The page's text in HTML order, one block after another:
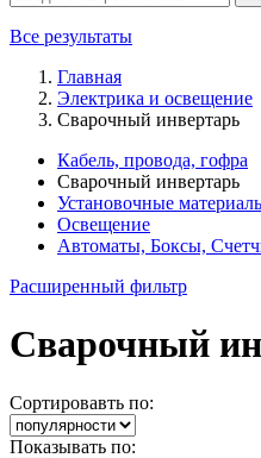
Все результаты
Главная
Электрика и освещение
Сварочный инвертарь
Кабель, провода, гофра
Сварочный инвертарь
Установочные
Освещение
Автоматы, Боксы,
Расширенный фильтр
Сварочный
Сортировавть по:
Показывать по: